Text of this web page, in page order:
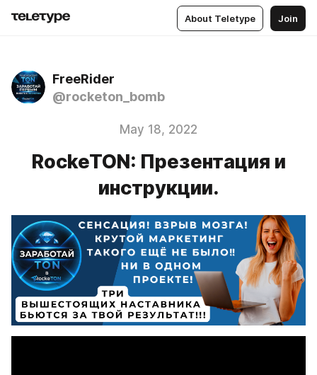
About Teletype Join
FreeRider
@rocketon_bomb
May 18, 2022
RockeTON: Презентация и
инструкции.